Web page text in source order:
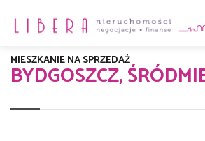
BYDGOSZCZ,
MIESZKANIE NA SPRZEDAŻ